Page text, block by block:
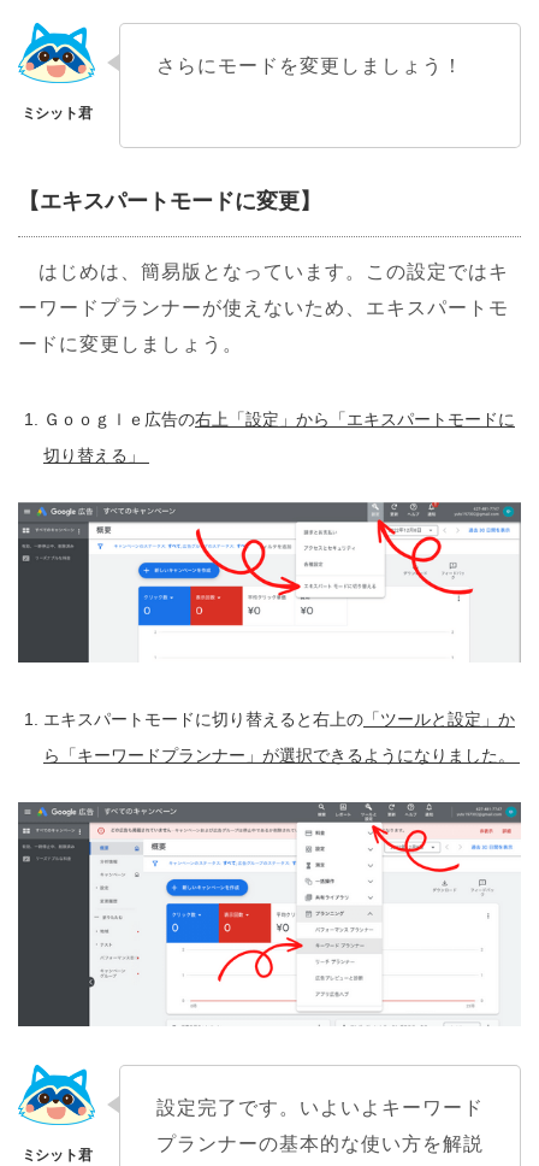
さらにモードを変更しましょう！
【エキスパートモードに変更】
はじめは、簡易版となっています。この設定ではキ
ーワードプランナーが使えないため、エキスパートモ
ードに変更しましょう。
Ｇｏｏｇｌｅ広告の右上「設定」から「エキスパートモードに
切り替える」
エキスパートモードに切り替えると右上の 「ツールと設定」か
ら「キーワードプランナー」が選択できるようになりました。
設定完了です。いよいよキーワード
プランナーの基本的な使い方を解説